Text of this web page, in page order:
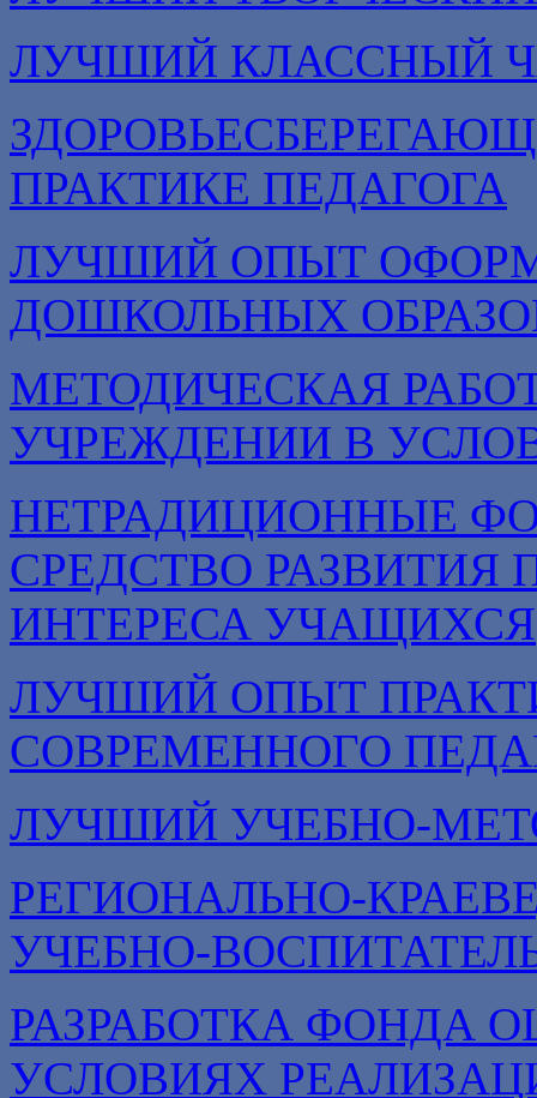
ЛУЧШИЙ КЛАССНЫЙ
ПРАКТИКЕ ПЕДАГОГА
ЛУЧШИЙ ОПЫТ
ДОШКОЛЬНЫХ
МЕТОДИЧЕСКАЯ
УЧРЕЖДЕНИИ В
НЕТРАДИЦИОННЫЕ
СРЕДСТВО РАЗВИТИЯ
ИНТЕРЕСА УЧАЩИХСЯ
ЛУЧШИЙ ОПЫТ
СОВРЕМЕННОГО
ЛУЧШИЙ УЧЕБНО-
РЕГИОНАЛЬНО-
УЧЕБНО-
РАЗРАБОТКА ФОНДА
УСЛОВИЯХ